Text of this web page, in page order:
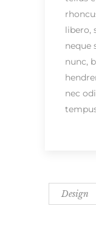
libero,
neque
nunc,
nec
Design